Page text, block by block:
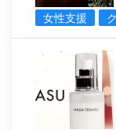
女性支援